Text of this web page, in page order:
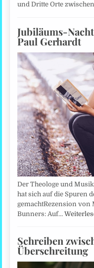
und Dritte Orte
Jubiläums-
Paul Gerhardt
Der Theologe und
hat sich auf die Spuren
gemachtRezension
Bunners: Auf…
Schreiben
Überschreitung